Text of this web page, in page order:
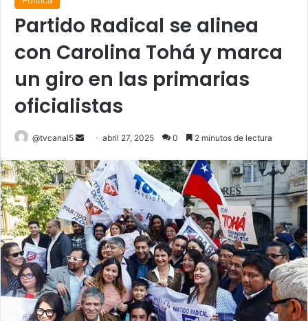
Partido Radical se alinea
con Carolina Tohá y marca
un giro en las primarias
oficialistas
@tvcanal5
Send
email
abril 27, 2025 0 2 minutos de lectura